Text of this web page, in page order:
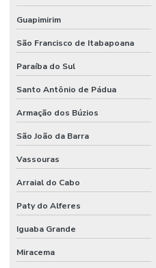
Guapimirim
São Francisco de Itabapoana
Paraíba do Sul
Santo Antônio de Pádua
Armação dos Búzios
São João da Barra
Vassouras
Arraial do Cabo
Paty do Alferes
Iguaba Grande
Miracema